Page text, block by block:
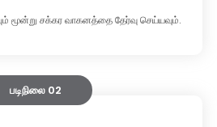
மூன்று சக்கர வாகனத்தை தேர்வு செய்யவும்.
படிநிலை 02